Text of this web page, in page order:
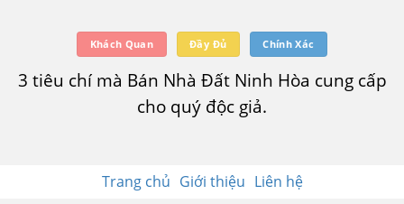
Khách Quan Đầy Đủ Chính Xác
3 tiêu chí mà Bán Nhà Đất Ninh Hòa cung cấp
cho quý độc giả.
Trang chủ Giới thiệu Liên hệ